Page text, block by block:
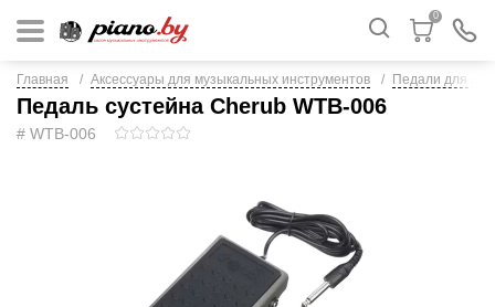
0
Главная Аксессуары для музыкальных инструментов Педали для
Педаль сустейна Cherub WTB-006
# WTB-006